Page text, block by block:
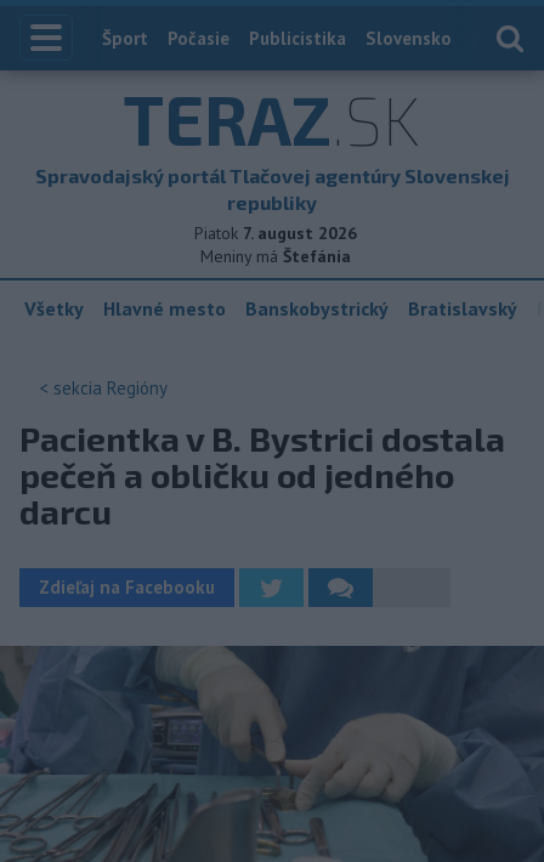
Index
Šport Počasie Publicistika Slovensko
TERAZ.SK
Spravodajský portál Tlačovej agentúry Slovenskej
republiky
Piatok 7. august 2026
Meniny má Štefánia
Všetky Hlavné mesto Banskobystrický Bratislavský
< sekcia Regióny
Pacientka v B. Bystrici dostala
pečeň a obličku od jedného
darcu
Zdieľaj na Facebooku